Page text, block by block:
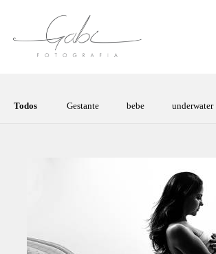
Todos Gestante bebe underwater